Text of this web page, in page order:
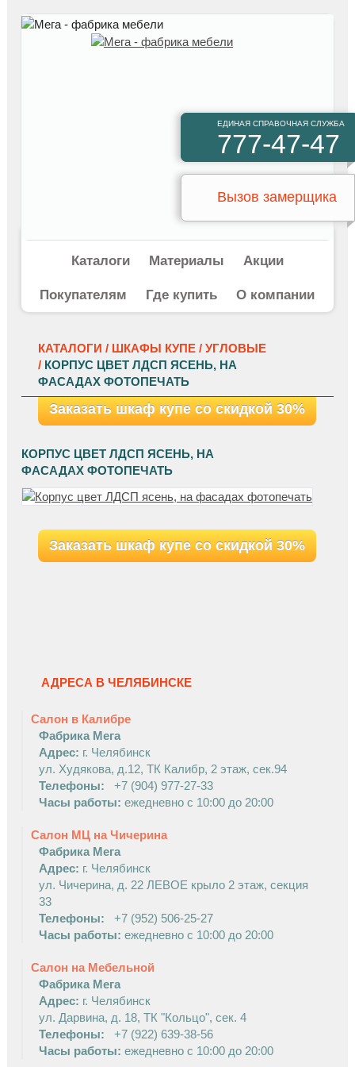
ЕДИНАЯ СПРАВОЧНАЯ СЛУЖБА
777-47-47
Вызов замерщика
Каталоги Материалы Акции
Покупателям Где купить О компании
КАТАЛОГИ / ШКАФЫ КУПЕ / УГЛОВЫЕ
/ КОРПУС ЦВЕТ ЛДСП ЯСЕНЬ, НА
ФАСАДАХ ФОТОПЕЧАТЬ
Заказать шкаф купе со скидкой 30%
КОРПУС ЦВЕТ ЛДСП ЯСЕНЬ, НА
ФАСАДАХ ФОТОПЕЧАТЬ
Заказать шкаф купе со скидкой 30%
АДРЕСА В ЧЕЛЯБИНСКЕ
Салон в Калибре
Фабрика Мега
Адрес: г. Челябинск
ул. Худякова, д.12, ТК Калибр, 2 этаж, сек.94
Телефоны:
+7 (904) 977-27-33
Часы работы: ежедневно с 10:00 до 20:00
Салон МЦ на Чичерина
Фабрика Мега
Адрес: г. Челябинск
ул. Чичерина, д. 22 ЛЕВОЕ крыло 2 этаж, секция
33
Телефоны:
+7 (952) 506-25-27
Часы работы: ежедневно с 10:00 до 20:00
Салон на Мебельной
Фабрика Мега
Адрес: г. Челябинск
ул. Дарвина, д. 18, ТК "Кольцо", сек. 4
Телефоны:
+7 (922) 639-38-56
Часы работы: ежедневно с 10:00 до 20:00